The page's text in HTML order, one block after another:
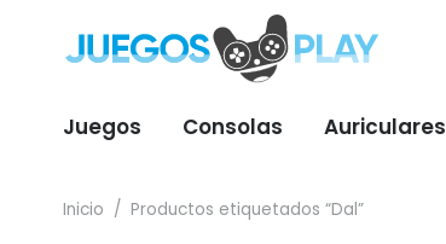
Juegos Consolas Auriculares
Inicio / Productos etiquetados “Dal”